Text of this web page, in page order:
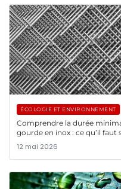
ÉCOLOGIE ET ENVIRONNEMENT
Comprendre la durée
gourde en inox : ce qu’il faut
12 mai 2026